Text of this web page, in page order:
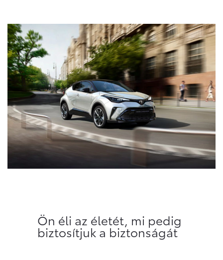
Ön éli az életét, mi pedig
biztosítjuk a biztonságát